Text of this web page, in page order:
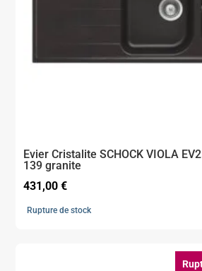
Evier Cristalite SCHOCK VIOLA
139 granite
431,00€
Rupture de stock